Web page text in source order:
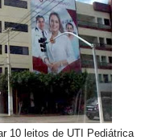
10 leitos de UTI Pediátrica